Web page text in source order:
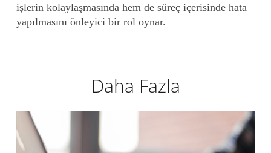
işlerin kolaylaşmasında hem de süreç içerisinde hata
yapılmasını önleyici bir rol oynar.
Daha Fazla